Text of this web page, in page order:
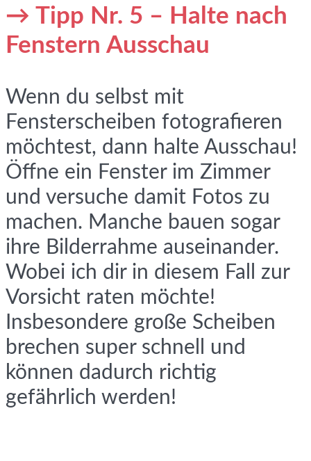
→ Tipp Nr. 5 – Halte nach
Fenstern Ausschau
Wenn du selbst mit
Fensterscheiben fotografieren
möchtest, dann halte Ausschau!
Öffne ein Fenster im Zimmer
und versuche damit Fotos zu
machen. Manche bauen sogar
ihre Bilderrahme auseinander.
Wobei ich dir in diesem Fall zur
Vorsicht raten möchte!
Insbesondere große Scheiben
brechen super schnell und
können dadurch richtig
gefährlich werden!